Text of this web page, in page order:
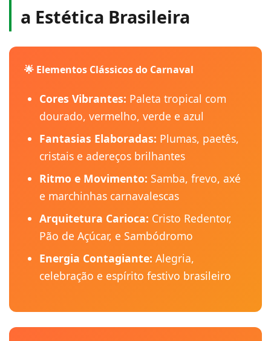
a Estética Brasileira
🌟 Elementos Clássicos do Carnaval
Cores Vibrantes: Paleta tropical com
dourado, vermelho, verde e azul
Fantasias Elaboradas: Plumas, paetês,
cristais e adereços brilhantes
Ritmo e Movimento: Samba, frevo, axé
e marchinhas carnavalescas
Arquitetura Carioca: Cristo Redentor,
Pão de Açúcar, e Sambódromo
Energia Contagiante: Alegria,
celebração e espírito festivo brasileiro